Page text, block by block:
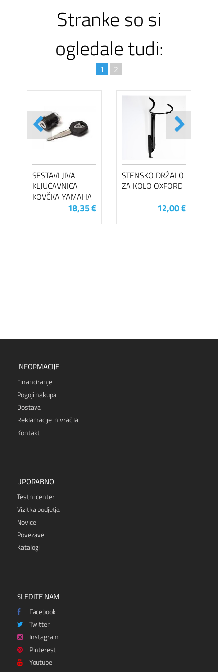
Stranke so si
ogledale tudi:
1 2
SESTAVLJIVA
KLJUČAVNICA
KOVČKA YAMAHA
18,35 €
STENSKO DRŽALO
ZA KOLO OXFORD
12,00 €
INFORMACIJE
Financiranje
Pogoji nakupa
Dostava
Reklamacije in vračila
Kontakt
UPORABNO
Testni center
Vizitka podjetja
Novice
Povezave
Katalogi
SLEDITE NAM
Facebook
Twitter
Instagram
Pinterest
Youtube